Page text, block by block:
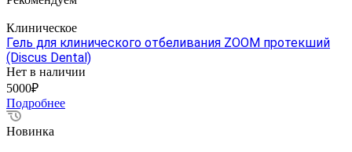
Клиническое
Гель для клинического отбеливания ZOOM протекший
(Discus Dental)
Нет в наличии
5000₽
Подробнее
Новинка